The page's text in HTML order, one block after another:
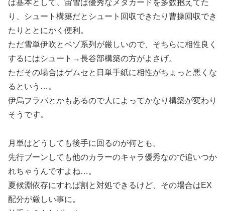
は基本として、宙雪は優秀なメタカードを多数抱えてた
り、シュート構築だとシュート回収できたり曹操回収でき
たりととにかく便利。
ただ雪単伊吹とペゾ系列が厳しいので、そちらに相性良く
するにはシュート→長谷部構築の方がよさげ。
ただその場合はゲムセと日単手紙に相性がちょっと悪くな
るという…。
伊烏フラバとかもあるので人によってかなり構築が変わり
そうです。
月単はどうしても後手に回るのが何とも。
先行ブーンしても他のカラーのキャラ優秀なので追いつか
れちゃうんですよね…。
夏候淵依存にすれば割と対処できるけど、その場合はEX
配分が厳しい事に。